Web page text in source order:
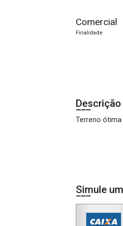
Comercial
Finalidade
Terreno ótima
Simule